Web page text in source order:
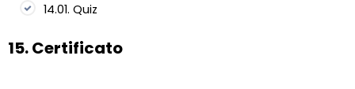
14.01. Quiz
15. Certificato